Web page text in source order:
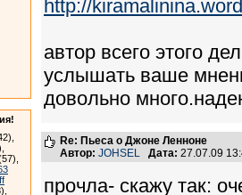
http://
автор всего этого
услышать ваше
довольно
Re: Пьеса о Джоне Ленноне
Автор: JOHSEL Дата: 27.07.09
прочла- скажу так: